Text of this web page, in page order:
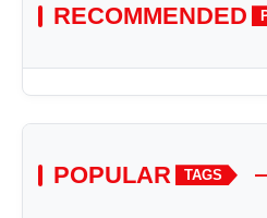
RECOMMENDED
POPULAR TAGS